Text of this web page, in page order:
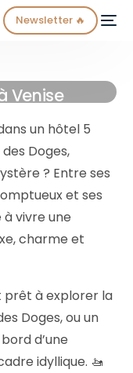
Newsletter 🔥
Venise
un hôtel 5
Doges,
? Entre ses
et ses
à vivre une
charme et
prêt à explorer la
Doges, ou un
d’une
idyllique. 🚤